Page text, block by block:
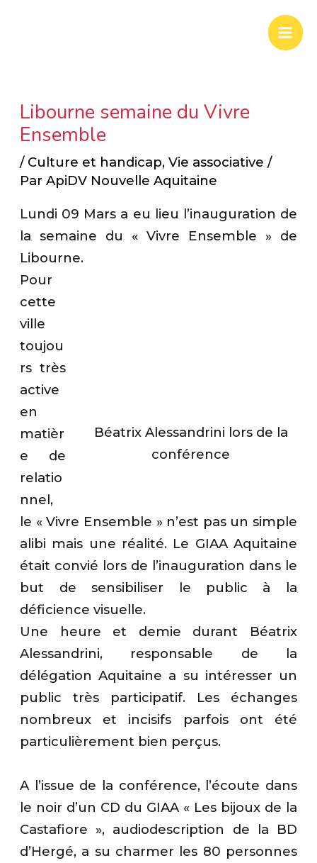
Libourne semaine du Vivre
Ensemble
/ Culture et handicap,Vie associative /
ParApiDV Nouvelle Aquitaine
Lundi 09 Mars a eu lieu l’inauguration de
la semaine du « Vivre Ensemble » de
Libourne.
Béatrix Alessandrini lors de la
conférence
Pour
cette
ville
toujou
rs très
active
en
matièr
e de
relatio
nnel,
le « Vivre Ensemble » n’est pas un simple
alibi mais une réalité. Le GIAA Aquitaine
était convié lors de l’inauguration dans le
but de sensibiliser le public à la
déficience visuelle.
Une heure et demie durant Béatrix
Alessandrini, responsable de la
délégation Aquitaine a su intéresser un
public très participatif. Les échanges
nombreux et incisifs parfois ont été
particulièrement bien perçus.
A l’issue de la conférence, l’écoute dans
le noir d’un CD du GIAA « Les bijoux de la
Castafiore », audiodescription de la BD
d’Hergé, a su charmer les 80 personnes